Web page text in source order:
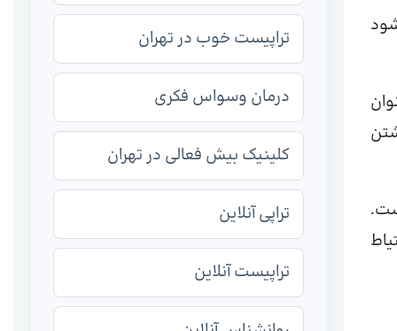
تراپیست خوب در تهران
درمان وسواس فکری
کلینیک بیش فعالی در تهران
تراپی آنلاین
تراپیست آنلاین